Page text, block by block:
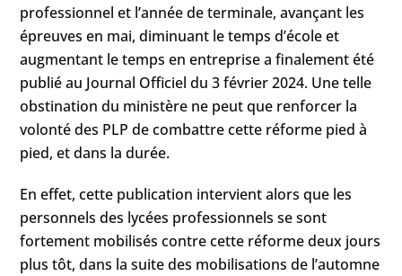
professionnel et l’année de terminale, avançant les
épreuves en mai, diminuant le temps d’école et
augmentant le temps en entreprise a finalement été
publié au Journal Officiel du 3 février 2024. Une telle
obstination du ministère ne peut que renforcer la
volonté des PLP de combattre cette réforme pied à
pied, et dans la durée.
En effet, cette publication intervient alors que les
personnels des lycées professionnels se sont
fortement mobilisés contre cette réforme deux jours
plus tôt, dans la suite des mobilisations de l’automne